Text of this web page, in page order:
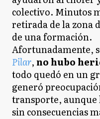
colectivo. Minutos
retirada de la zona
de una formación.
Afortunadamente,
Pilar, no hubo
todo quedó en un
generó
transporte, aunque
sin consecuencias